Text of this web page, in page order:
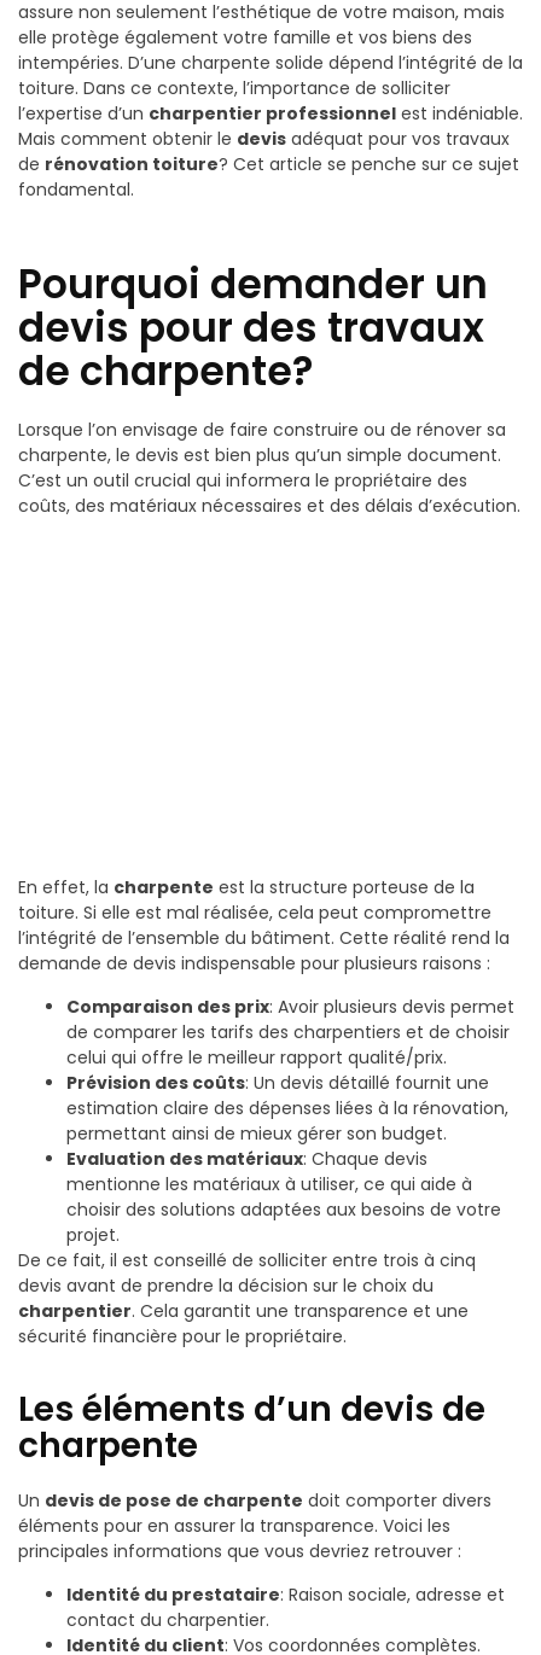
assure non seulement l’esthétique de votre maison, mais
elle protège également votre famille et vos biens des
intempéries. D’une charpente solide dépend l’intégrité de la
toiture. Dans ce contexte, l’importance de solliciter
l’expertise d’un charpentier professionnel est indéniable.
Mais comment obtenir le devis adéquat pour vos travaux
de rénovation toiture? Cet article se penche sur ce sujet
fondamental.
Pourquoi demander un
devis pour des travaux
de charpente?
Lorsque l’on envisage de faire construire ou de rénover sa
charpente, le devis est bien plus qu’un simple document.
C’est un outil crucial qui informera le propriétaire des
coûts, des matériaux nécessaires et des délais d’exécution.
En effet, la charpente est la structure porteuse de la
toiture. Si elle est mal réalisée, cela peut compromettre
l’intégrité de l’ensemble du bâtiment. Cette réalité rend la
demande de devis indispensable pour plusieurs raisons :
Comparaison des prix: Avoir plusieurs devis permet
de comparer les tarifs des charpentiers et de choisir
celui qui offre le meilleur rapport qualité/prix.
Prévision des coûts: Un devis détaillé fournit une
estimation claire des dépenses liées à la rénovation,
permettant ainsi de mieux gérer son budget.
Evaluation des matériaux: Chaque devis
mentionne les matériaux à utiliser, ce qui aide à
choisir des solutions adaptées aux besoins de votre
projet.
De ce fait, il est conseillé de solliciter entre trois à cinq
devis avant de prendre la décision sur le choix du
charpentier. Cela garantit une transparence et une
sécurité financière pour le propriétaire.
Les éléments d’un devis de
charpente
Un devis de pose de charpente doit comporter divers
éléments pour en assurer la transparence. Voici les
principales informations que vous devriez retrouver :
Identité du prestataire: Raison sociale, adresse et
contact du charpentier.
Identité du client: Vos coordonnées complètes.